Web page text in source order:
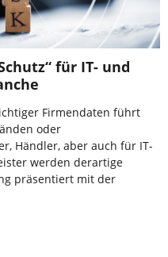
für IT- und
Firmendaten führt
oder
Händler, aber auch für IT-
werden derartige
präsentiert mit der